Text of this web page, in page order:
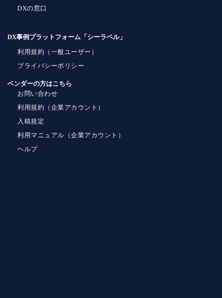
DXの窓口
DX事例プラットフォーム「シーラベル」
利用規約（一般ユーザー）
プライバシーポリシー
ベンダーの方はこちら
お問い合わせ
利用規約（企業アカウント）
入稿規定
利用マニュアル（企業アカウント）
ヘルプ